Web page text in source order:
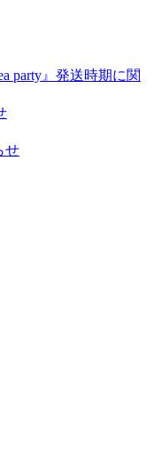
party』発送時期に関
せ